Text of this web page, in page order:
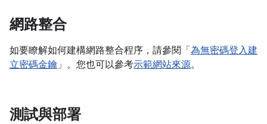
網路整合
如要瞭解如何建構網路整合程序，請參閱「 為無密碼登入建
立密碼金鑰」。您也可以參考示範網站來源。
測試與部署